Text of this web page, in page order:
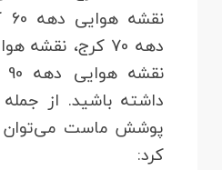
داشته باشید. از
پوشش ماست می‌توان
کرد: